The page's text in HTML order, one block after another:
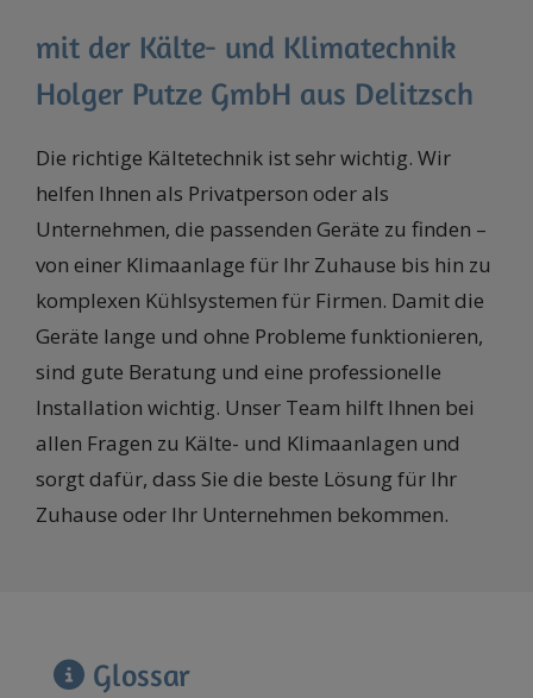
mit der Kälte- und Klimatechnik
Holger Putze GmbH aus Delitzsch
Die richtige Kältetechnik ist sehr wichtig. Wir
helfen Ihnen als Privatperson oder als
Unternehmen, die passenden Geräte zu finden –
von einer Klimaanlage für Ihr Zuhause bis hin zu
komplexen Kühlsystemen für Firmen. Damit die
Geräte lange und ohne Probleme funktionieren,
sind gute Beratung und eine professionelle
Installation wichtig. Unser Team hilft Ihnen bei
allen Fragen zu Kälte- und Klimaanlagen und
sorgt dafür, dass Sie die beste Lösung für Ihr
Zuhause oder Ihr Unternehmen bekommen.
Glossar